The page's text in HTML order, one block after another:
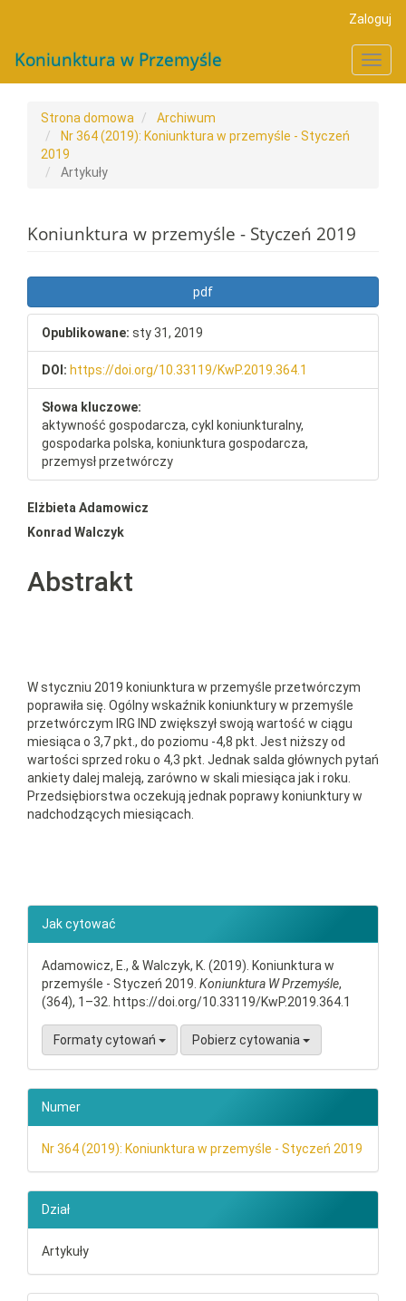
##plugins.themes.bootstrap3.accessible_menu.sidebar##
Zaloguj
Koniunktura w Przemyśle
Strona domowa
Archiwum
Nr 364 (2019): Koniunktura w przemyśle - Styczeń
2019
Artykuły
Koniunktura w przemyśle - Styczeń 2019
pdf
Opublikowane: sty 31, 2019
DOI: https://doi.org/10.33119/KwP.2019.364.1
Słowa kluczowe:
aktywność gospodarcza, cykl koniunkturalny,
gospodarka polska, koniunktura gospodarcza,
przemysł przetwórczy
Elżbieta Adamowicz
Konrad Walczyk
Abstrakt
W styczniu 2019 koniunktura w przemyśle przetwórczym
poprawiła się. Ogólny wskaźnik koniunktury w przemyśle
przetwórczym IRG IND zwiększył swoją wartość w ciągu
miesiąca o 3,7 pkt., do poziomu -4,8 pkt. Jest niższy od
wartości sprzed roku o 4,3 pkt. Jednak salda głównych pytań
ankiety dalej maleją, zarówno w skali miesiąca jak i roku.
Przedsiębiorstwa oczekują jednak poprawy koniunktury w
nadchodzących miesiącach.
Jak cytować
Adamowicz, E., & Walczyk, K. (2019). Koniunktura w
przemyśle - Styczeń 2019. Koniunktura W Przemyśle,
(364), 1–32. https://doi.org/10.33119/KwP.2019.364.1
Formaty cytowań Pobierz cytowania
Numer
Nr 364 (2019): Koniunktura w przemyśle - Styczeń 2019
Dział
Artykuły